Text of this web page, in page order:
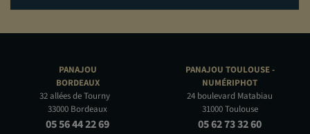
PANAJOU
BORDEAUX
32 allées de Tourny
33000 Bordeaux
05 56 44 22 69
PANAJOU TOULOUSE -
NUMÉRIPHOT
24 boulevard Matabiau
31000 Toulouse
05 62 73 32 60